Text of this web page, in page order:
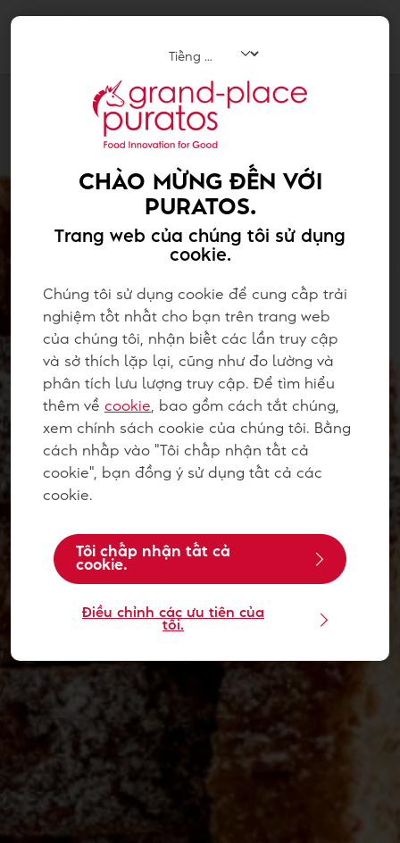
CHÀO MỪNG ĐẾN VỚI
PURATOS.
Trang web của chúng tôi sử dụng
cookie.
Chúng tôi sử dụng cookie để cung cấp trải
nghiệm tốt nhất cho bạn trên trang web
của chúng tôi, nhận biết các lần truy cập
và sở thích lặp lại, cũng như đo lường và
phân tích lưu lượng truy cập. Để tìm hiểu
thêm về cookie, bao gồm cách tắt chúng,
xem chính sách cookie của chúng tôi. Bằng
cách nhấp vào "Tôi chấp nhận tất cả
cookie", bạn đồng ý sử dụng tất cả các
cookie.
Tôi chấp nhận tất cả
cookie.
Điều chỉnh các ưu tiên của
tôi.